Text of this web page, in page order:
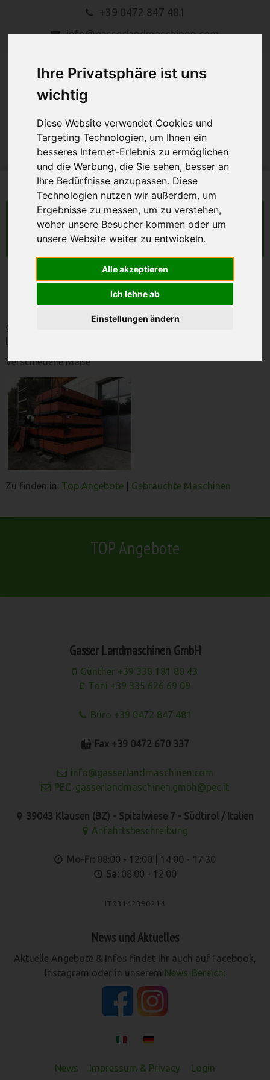
Ihre Privatsphäre ist uns
wichtig
Diese Website verwendet Cookies und
Targeting Technologien, um Ihnen ein
besseres Internet-Erlebnis zu ermöglichen
und die Werbung, die Sie sehen, besser an
Ihre Bedürfnisse anzupassen. Diese
Technologien nutzen wir außerdem, um
Ergebnisse zu messen, um zu verstehen,
woher unsere Besucher kommen oder um
unsere Website weiter zu entwickeln.
Alle akzeptieren
Ich lehne ab
Einstellungen ändern
+39 0472 847 481
info@gasserlandmaschinen.com
MENU
LANDMASCHINEN
Suche
Kipperkiste
geb. Dreiseitenkipper für Tarsnporter Reform Muli, Aebi,
Lindner,Caron
Verschiedene Maße
Zu finden in: Top Angebote Gebrauchte Maschinen
TOP Angebote
Gasser Landmaschinen GmbH
Günther +39 338 181 80 43
Toni +39 335 626 69 09
Büro +39 0472 847 481
Fax +39 0472 670 337
info@gasserlandmaschinen.com
PEC: gasserlandmaschinen.gmbh@pec.it
39043 Klausen (BZ) - Spitalwiese 7 - Südtirol / Italien
Anfahrtsbeschreibung
Mo-Fr: 08:00 - 12:00 | 14:00 - 17:30
Sa:08:00 - 12:00
IT03142390214
News und Aktuelles
Aktuelle Angebote & Infos findet Ihr auch auf Facebook,
Instagram oder in unserem News-Bereich:
News Impressum & Privacy Login